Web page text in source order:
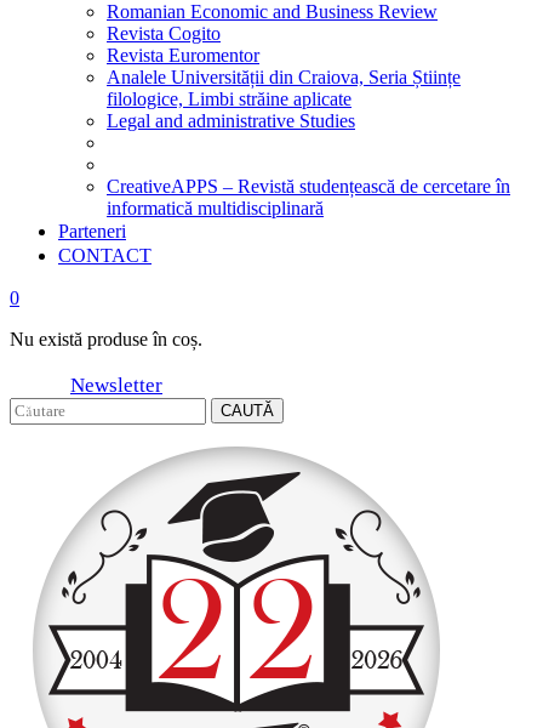
Romanian Economic and Business Review
Revista Cogito
Revista Euromentor
Analele Universității din Craiova, Seria Științe
filologice, Limbi străine aplicate
Legal and administrative Studies
CreativeAPPS – Revistă studențească de cercetare în
informatică multidisciplinară
Parteneri
CONTACT
0
Nu există produse în coș.
Newsletter
CAUTĂ